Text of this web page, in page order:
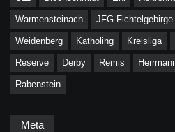
Warmensteinach JFG Fichtelgebirge
Weidenberg Katholing Kreisliga
Reserve Derby Remis
Rabenstein
Meta